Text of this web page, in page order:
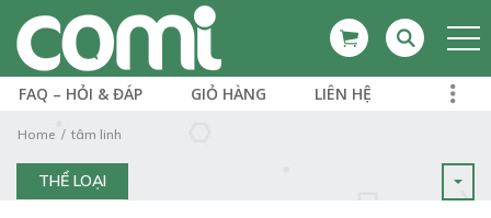
FAQ – HỎI & ĐÁP GIỎ HÀNG LIÊN HỆ
Home tâm linh
THỂ LOẠI